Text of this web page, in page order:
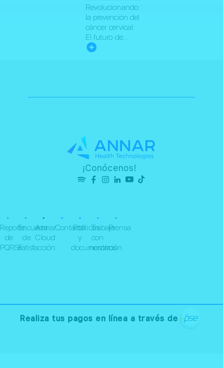
Revolucionando
la prevención del
cáncer cervical:
El futuro de...
¡Conócenos!
•
Reporte
de
PQRSF
•
Encuesta
de
satisfacción
•
Annar
Cloud
•
Contacto
•
Políticas
y
documentación
•
Trabaja
con
nosotros
•
Prensa
Realiza tus pagos en línea a través de